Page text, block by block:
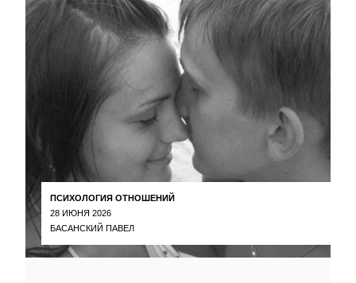
ПСИХОЛОГИЯ ОТНОШЕНИЙ
28 ИЮНЯ 2026
БАСАНСКИЙ ПАВЕЛ